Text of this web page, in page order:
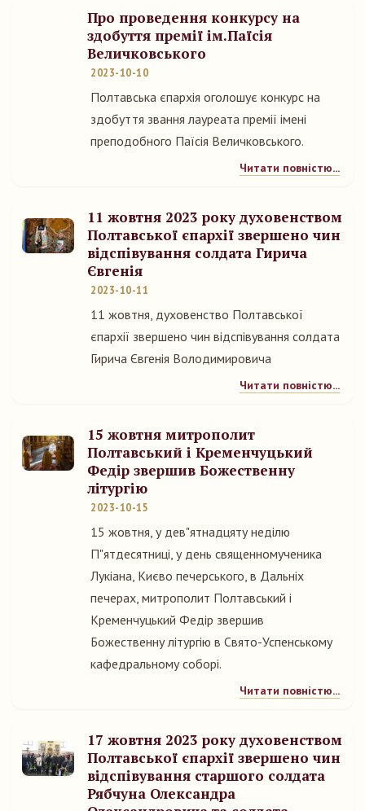
Про проведення конкурсу на
здобуття премії ім.Паїсія
Величковського
2023-10-10
Полтавська єпархія оголошує конкурс на
здобуття звання лауреата премії імені
преподобного Паїсія Величковського.
Читати повністю...
11 жовтня 2023 року духовенством
Полтавської єпархії звершено чин
відспівування солдата Гирича
Євгенія
2023-10-11
11 жовтня, духовенство Полтавської
єпархії звершено чин відспівування солдата
Гирича Євгенія Володимировича
Читати повністю...
15 жовтня митрополит
Полтавський і Кременчуцький
Федір звершив Божественну
літургію
2023-10-15
15 жовтня, у дев"ятнадцяту неділю
П"ятдесятниці, у день священномученика
Лукіана, Києво печерського, в Дальніх
печерах, митрополит Полтавський і
Кременчуцький Федір звершив
Божественну літургію в Свято-Успенському
кафедральному соборі.
Читати повністю...
17 жовтня 2023 року духовенством
Полтавської єпархії звершено чин
відспівування старшого солдата
Рябчуна Олександра